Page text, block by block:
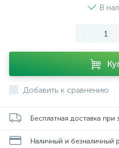
В
-
Добавить к сравнению
Бесплатная доставка при
Наличный и безналичный